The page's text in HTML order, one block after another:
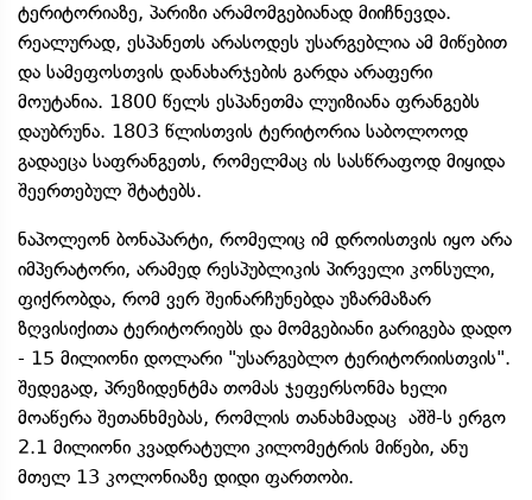
ტერიტორიაზე, პარიზი არამომგებიანად მიიჩნევდა.
რეალურად, ესპანეთს არასოდეს უსარგებლია ამ მიწებით
და სამეფოსთვის დანახარჯების გარდა არაფერი
მოუტანია. 1800 წელს ესპანეთმა ლუიზიანა ფრანგებს
დაუბრუნა. 1803 წლისთვის ტერიტორია საბოლოოდ
გადაეცა საფრანგეთს, რომელმაც ის სასწრაფოდ მიყიდა
შეერთებულ შტატებს.
ნაპოლეონ ბონაპარტი, რომელიც იმ დროისთვის იყო არა
იმპერატორი, არამედ რესპუბლიკის პირველი კონსული,
ფიქრობდა, რომ ვერ შეინარჩუნებდა უზარმაზარ
ზღვისიქითა ტერიტორიებს და მომგებიანი გარიგება დადო
- 15 მილიონი დოლარი "უსარგებლო ტერიტორიისთვის".
შედეგად, პრეზიდენტმა თომას ჯეფერსონმა ხელი
მოაწერა შეთანხმებას, რომლის თანახმადაც აშშ-ს ერგო
2.1 მილიონი კვადრატული კილომეტრის მიწები, ანუ
მთელ 13 კოლონიაზე დიდი ფართობი.